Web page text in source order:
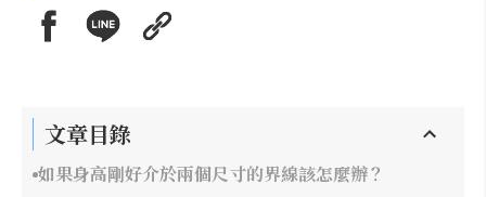
文章目錄
如果身高剛好介於兩個尺寸的界線該怎麼辦？